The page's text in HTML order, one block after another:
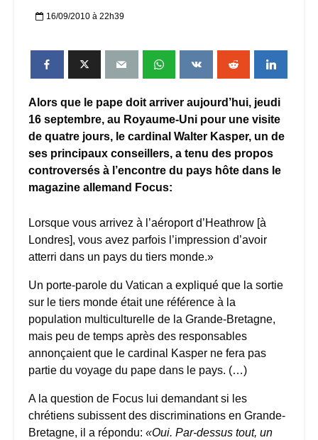
16/09/2010 à 22h39
Alors que le pape doit arriver aujourd’hui, jeudi
16 septembre, au Royaume-Uni pour une visite
de quatre jours, le cardinal Walter Kasper, un de
ses principaux conseillers, a tenu des propos
controversés à l’encontre du pays hôte dans le
magazine allemand Focus:
Lorsque vous arrivez à l’aéroport d’Heathrow [à
Londres], vous avez parfois l’impression d’avoir
atterri dans un pays du tiers monde.»
Un porte-parole du Vatican a expliqué que la sortie
sur le tiers monde était une référence à la
population multiculturelle de la Grande-Bretagne,
mais peu de temps après des responsables
annonçaient que le cardinal Kasper ne fera pas
partie du voyage du pape dans le pays. (…)
A la question de Focus lui demandant si les
chrétiens subissent des discriminations en Grande-
Bretagne, il a répondu: «Oui. Par-dessus tout, un